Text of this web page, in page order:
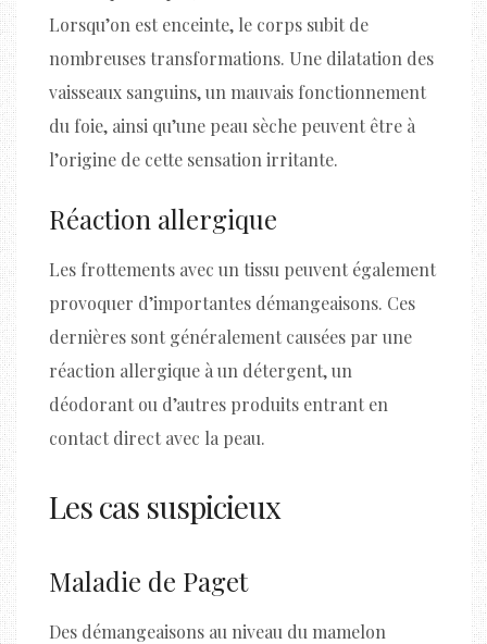
Lorsqu’on est enceinte, le corps subit de
nombreuses transformations. Une dilatation des
vaisseaux sanguins, un mauvais fonctionnement
du foie, ainsi qu’une peau sèche peuvent être à
l’origine de cette sensation irritante.
Réaction allergique
Les frottements avec un tissu peuvent également
provoquer d’importantes démangeaisons. Ces
dernières sont généralement causées par une
réaction allergique à un détergent, un
déodorant ou d’autres produits entrant en
contact direct avec la peau.
Les cas suspicieux
Maladie de Paget
Des démangeaisons au niveau du mamelon